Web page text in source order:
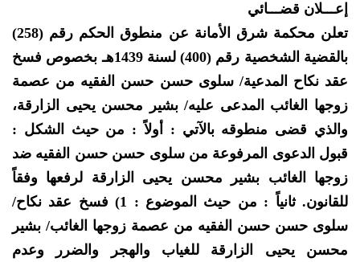
إعـــلان قضـــائي
تعلن محكمة شرق الأمانة عن منطوق الحكم رقم (258)
بالقضية الشخصية رقم (400) لسنة 1439هـ بخصوص فسخ
عقد نكاح المدعية/ سلوى حسن حسن الفقيه من عصمة
زوجها الغائب المدعى عليه/ بشير محسن يحيى الزارقة،
والذي قضى منطوقه بالآتي : أولاً : من حيث الشكل :
قبول الدعوى المرفوعة من سلوى حسن حسن الفقيه ضد
زوجها الغائب بشير محسن يحيى الزارقة لرفعها وفقاً
للقانون. ثانياً : من حيث الموضوع : 1) فسخ عقد نكاح/
سلوى حسن حسن الفقيه من عصمة زوجها الغائب/ بشير
محسن يحيى الزارقة للغياب والهجر والضرر وعدم